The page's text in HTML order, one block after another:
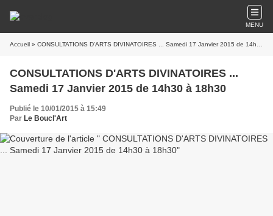
MENU
Accueil » CONSULTATIONS D'ARTS DIVINATOIRES ... Samedi 17 Janvier 2015 de 14h30 à 18h30
CONSULTATIONS D'ARTS DIVINATOIRES ...
Samedi 17 Janvier 2015 de 14h30 à 18h30
Publié le 10/01/2015 à 15:49
Par Le Boucl'Art